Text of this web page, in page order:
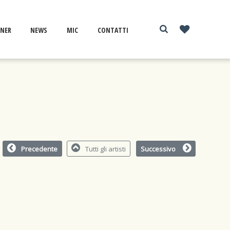
NEWS MIC CONTATTI
Precedente Tutti gli artisti Successivo